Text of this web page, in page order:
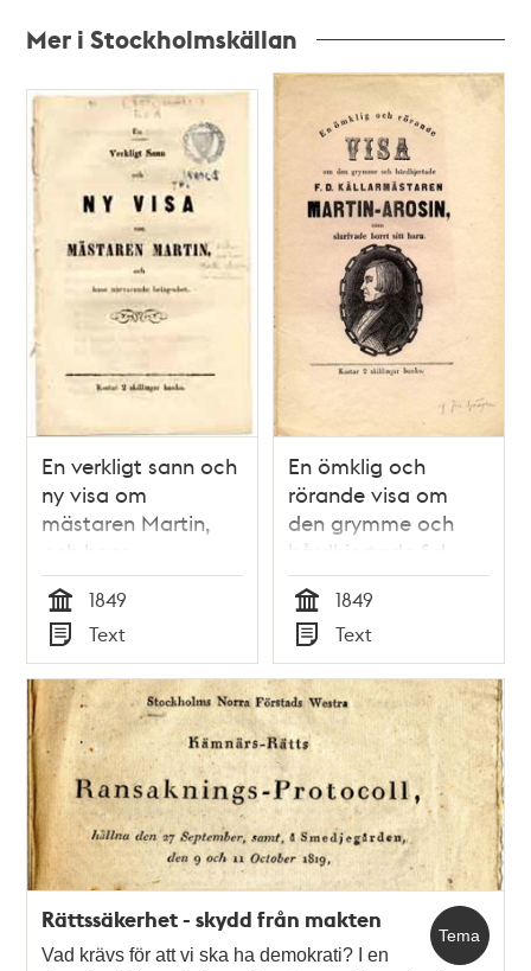
Mer i Stockholmskällan
Relaterade
poster
och
teman
En verkligt sann och
ny visa om
mästaren Martin,
och hans
närvarande
belägenhet
Tid
1849
Typ
Text
En ömklig och
rörande visa om
den grymme och
hårdhjertade f.d.
källarmästaren
Martin-Arosin, som
slurfvade borrt [sic]
sitt barn
Tid
1849
Typ
Text
Tema
Rättssäkerhet - skydd från makten
Vad krävs för att vi ska ha demokrati? I en